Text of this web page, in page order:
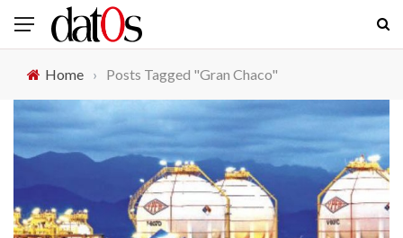
Home › Posts Tagged "Gran Chaco"